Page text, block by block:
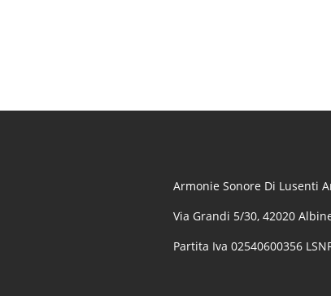
Armonie Sonore Di Lusenti
Via Grandi 5/30, 42020
Partita Iva 02540600356